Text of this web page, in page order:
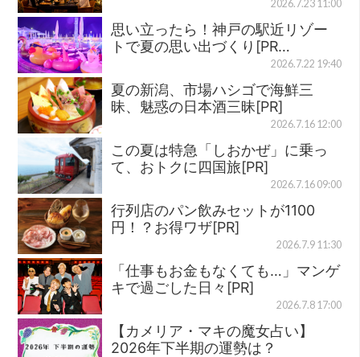
2026.7.23 11:00
思い立ったら！神戸の駅近リゾー
トで夏の思い出づくり[PR…
2026.7.22 19:40
夏の新潟、市場ハシゴで海鮮三
昧、魅惑の日本酒三昧[PR]
2026.7.16 12:00
この夏は特急「しおかぜ」に乗っ
て、おトクに四国旅[PR]
2026.7.16 09:00
行列店のパン飲みセットが1100
円！？お得ワザ[PR]
2026.7.9 11:30
「仕事もお金もなくても…」マンゲ
キで過ごした日々[PR]
2026.7.8 17:00
【カメリア・マキの魔女占い】
2026年下半期の運勢は？